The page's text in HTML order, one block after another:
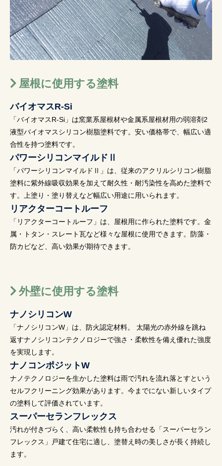
屋根に使用する塗料
バイオマスR-Si
「バイオマスR-Si」は窯業系屋根材や金属系屋根材用の弱溶剤2
液型バイオマスシリコン樹脂塗料です。安い価格帯で、幅広い適
合性を持つ塗料です。
パワーシリコンマイルドⅡ
「パワーシリコンマイルドⅡ」は、従来のアクリルシリコン樹脂
塗料に紫外線吸収効果を加えて耐久性・耐汚染性を高めた塗料で
す。上塗り・塗り替えなど幅広い用途に用いられます。
リアクターコートルーフ
「リアクターコートルーフ」は、屋根用に作られた塗料です。金
属・トタン・スレート瓦など様々な屋根に使用できます。防藻・
防カビなど、高い効果が期待できます。
外壁に使用する塗料
ナノシリコンW
「ナノシリコンW」は、防火認定材料。 太陽光の赤外線を跳ね
返すナノシリコンテクノロジーで強さ・柔軟性を備え優れた強度
を実現します。
ナノコンポジットW
ナノテクノロジーを生かした塗料は雨で汚れを流れ落とすという
セルフクリーニング効果があります。今までにない新しいタイプ
の塗料して評価されています。
スーパーセランフレックス
汚れが付きづらく、高い柔軟性も持ち合わせる「スーパーセラン
フレックス」戸建て住宅に適し、塗替え時の美しさが長く持続し
ます。